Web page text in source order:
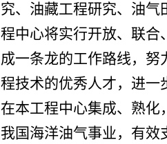
究、油藏工程研究、油气
程中心将实行开放、联合
成一条龙的工作路线，努
程技术的优秀人才，进一
在本工程中心集成、熟化
我国海洋油气事业，有效